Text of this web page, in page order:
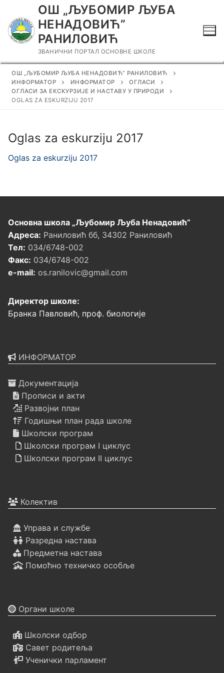
садржаја
ОШ „ЉУБОМИР ЉУБА
НЕНАДОВИЋ”
РАНИЛОВИЋ
ЗВАНИЧНИ ПОРТАЛ ОСНОВНЕ ШКОЛЕ
ОШ „ЉУБОМИР ЉУБА НЕНАДОВИЋ” РАНИЛОВИЋ
ИНФОРМАТОР
ИНФОРМАТОР
ОГЛАСИ
ОГЛАСИ ЗА ЕКСКУРЗИЈЕ И НАСТАВУ У ПРИРОДИ
OGLAS ZA ESKURZIJU 2017
Oglas za eskurziju 2017
Oglas za eskurziju 2017
Основна школа „Љубомир Љуба Ненадовић”
Адреса: Раниловић бб, 34302 Раниловић
Тел: 034/6748-002
Факс: 034/6748-002
e-mail: os.ranilovic@gmail.com
Директор школе:
Бранка Павловић, проф. биологије
ИНФОРМАТОР
Документација
Прописи и акти
Развојни план
Годишњи план рада школе
Школски програм
Школски програм I циклус
Школски програм II циклус
Колектив
Управа и службе
Разредна настава
Предметна настава
Помоћно техничко особље
Органи школе
Школски одбор
Савет родитеља
Ученички парламент